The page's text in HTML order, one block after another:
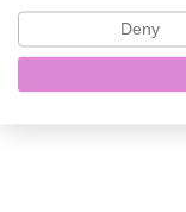
e
b
o
k
Deny